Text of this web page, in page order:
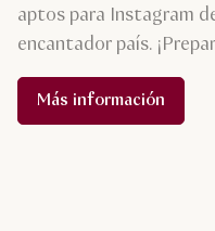
aptos para Instagram
encantador país.
Más información